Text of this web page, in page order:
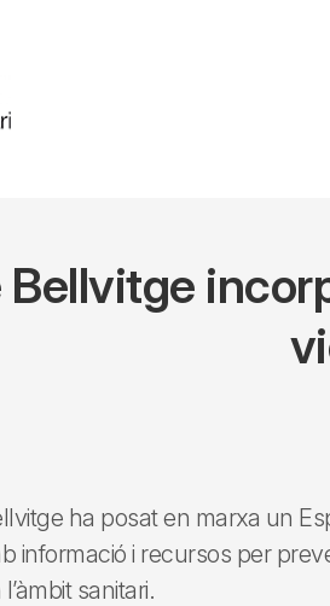
Bellvitge
ha posat en marxa un
informació i recursos per
sanitari.